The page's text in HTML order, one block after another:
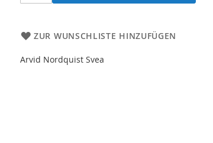
ZUR WUNSCHLISTE HINZUFÜGEN
Arvid Nordquist Svea